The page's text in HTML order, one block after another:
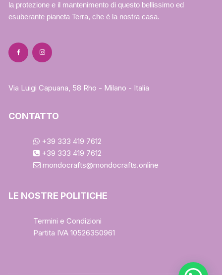
la protezione e il mantenimento di questo bellissimo ed
esuberante pianeta Terra, che è la nostra casa.
Via Luigi Capuana, 58 Rho - Milano - Italia
CONTATTO
+39 333 419 7612
+39 333 419 7612
mondocrafts@mondocrafts.online
LE NOSTRE POLITICHE
Termini e Condizioni
Partita IVA 10526350961